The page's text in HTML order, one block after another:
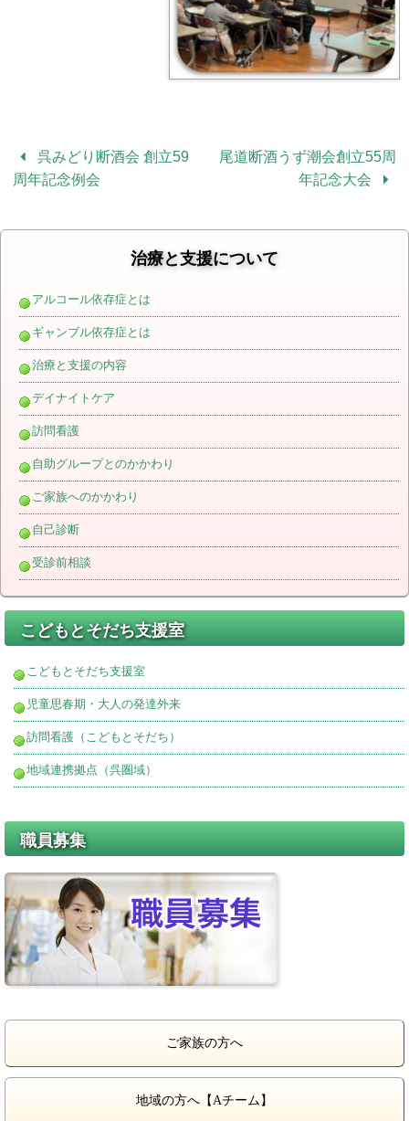
呉みどり断酒会 創立59
周年記念例会
尾道断酒うず潮会創立55周
年記念大会
治療と支援について
アルコール依存症とは
ギャンブル依存症とは
治療と支援の内容
デイナイトケア
訪問看護
自助グループとのかかわり
ご家族へのかかわり
自己診断
受診前相談
こどもとそだち支援室
こどもとそだち支援室
児童思春期・大人の発達外来
訪問看護（こどもとそだち）
地域連携拠点（呉圏域）
職員募集
ご家族の方へ
地域の方へ【Aチーム】